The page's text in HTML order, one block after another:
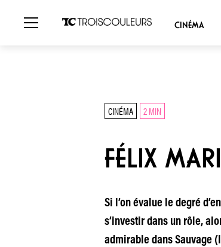
CINÉMA
CINÉMA 2 MIN
FÉLIX
Si l’on évalue le degré
s’investir dans un rôle,
admirable dans Sauvage